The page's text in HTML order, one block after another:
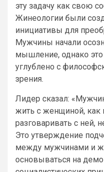
эту задачу как свою
Жинеологии были
инициативы для
Мужчины начали
мышление, однако
углублено с
зрения.
Лидер сказал:
жить с женщиной, как
разговаривать с ней,
Это утверждение
между мужчинами и
основываться на